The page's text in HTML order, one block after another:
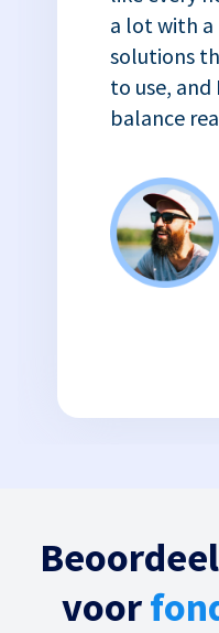
a lot with
solutions
to use,
balance
voor